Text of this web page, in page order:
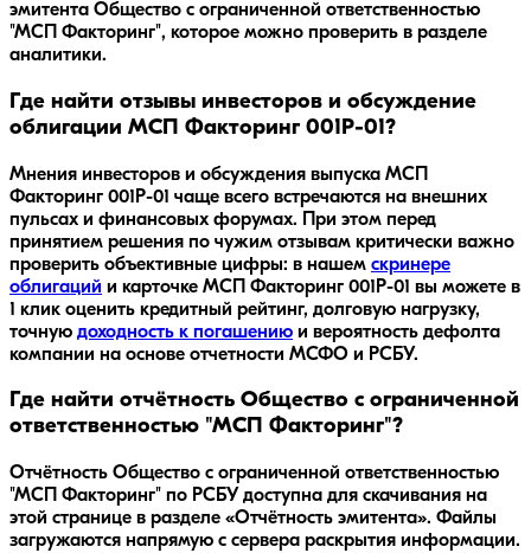
эмитента Общество с ограниченной ответственностью
"МСП Факторинг", которое можно проверить в разделе
аналитики.
Где найти отзывы инвесторов и обсуждение
облигации МСП Факторинг 001Р-01?
Мнения инвесторов и обсуждения выпуска МСП
Факторинг 001Р-01 чаще всего встречаются на внешних
пульсах и финансовых форумах. При этом перед
принятием решения по чужим отзывам критически важно
проверить объективные цифры: в нашем скринере
облигаций и карточке МСП Факторинг 001Р-01 вы можете в
1 клик оценить кредитный рейтинг, долговую нагрузку,
точную доходность к погашению и вероятность дефолта
компании на основе отчетности МСФО и РСБУ.
Где найти отчётность Общество с ограниченной
ответственностью "МСП Факторинг"?
Отчётность Общество с ограниченной ответственностью
"МСП Факторинг" по РСБУ доступна для скачивания на
этой странице в разделе «Отчётность эмитента». Файлы
загружаются напрямую с сервера раскрытия информации.